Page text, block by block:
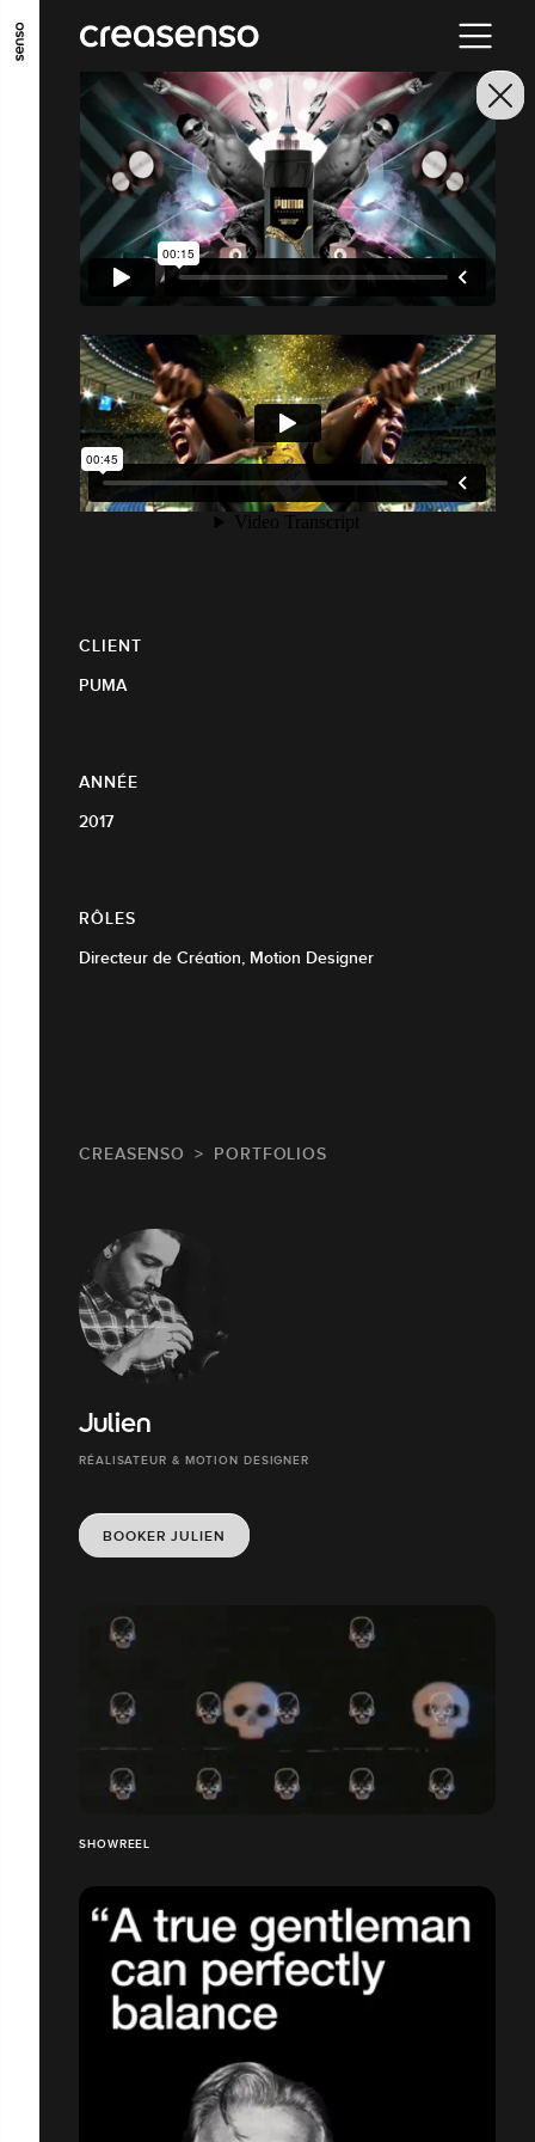
ALLER AU CONTENU PRINCIPAL
ALLER AU MENU PRINCIPAL
ALLER EN BAS DE PAGE
CLIENT
PUMA
ANNÉE
2017
RÔLES
Directeur de Création, Motion Designer
CREASENSO PORTFOLIOS
Julien
RÉALISATEUR & MOTION DESIGNER
BOOKER JULIEN
SHOWREEL